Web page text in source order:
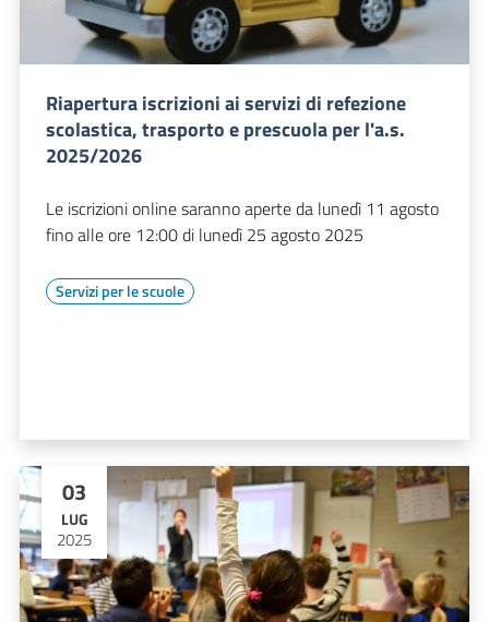
Riapertura iscrizioni ai servizi di refezione
scolastica, trasporto e prescuola per l'a.s.
2025/2026
Le iscrizioni online saranno aperte da lunedì 11 agosto
fino alle ore 12:00 di lunedì 25 agosto 2025
Servizi per le scuole
03
LUG
2025